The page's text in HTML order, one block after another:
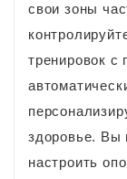
свои зоны
тренировок
здоровье. Вы
настроить